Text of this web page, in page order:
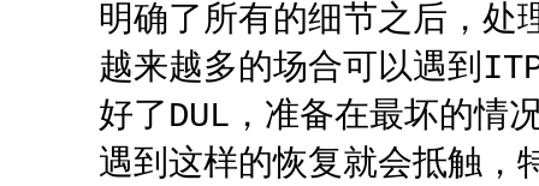
明确了所有的细节之后，
越来越多的场合可以遇到
好了DUL，准备在最坏的情
遇到这样的恢复就会抵触，